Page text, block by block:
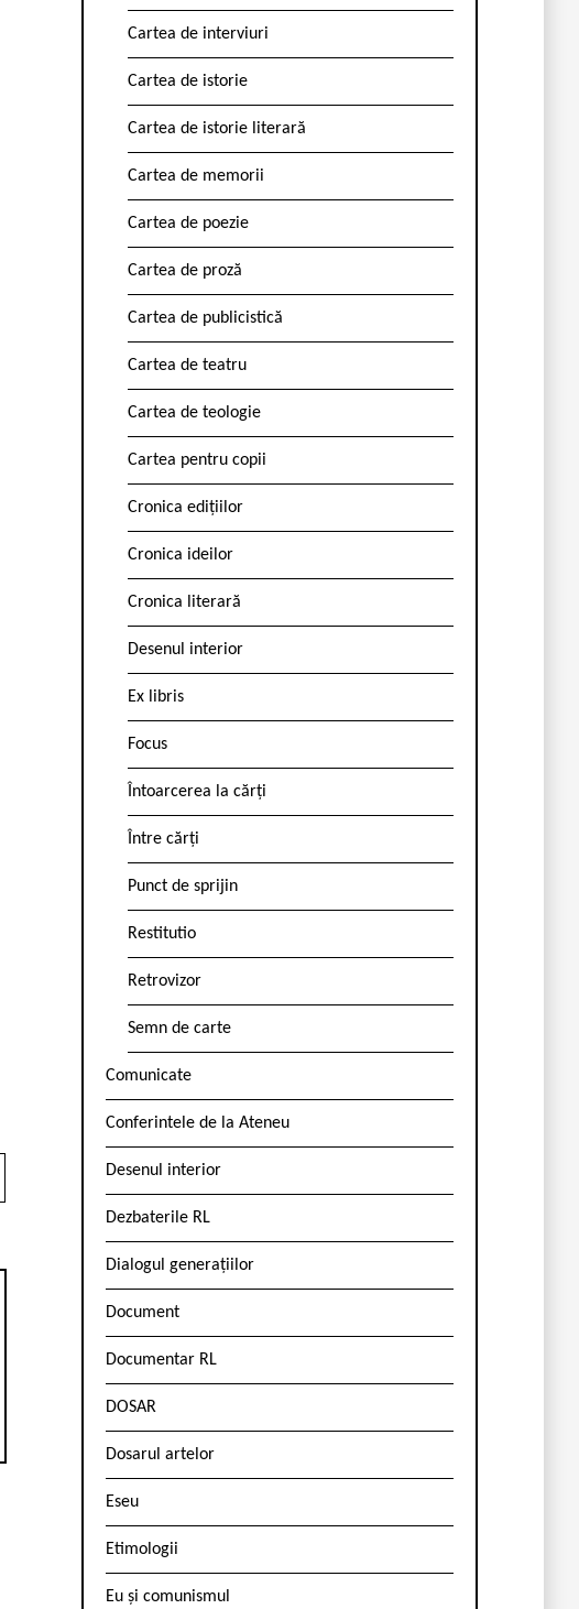
Cartea de interviuri
Cartea de istorie
Cartea de istorie literară
Cartea de memorii
Cartea de poezie
Cartea de proză
Cartea de publicistică
Cartea de teatru
Cartea de teologie
Cartea pentru copii
Cronica edițiilor
Cronica ideilor
Cronica literară
Desenul interior
Ex libris
Focus
Întoarcerea la cărți
Între cărți
Punct de sprijin
Restitutio
Retrovizor
Semn de carte
Comunicate
Conferintele de la Ateneu
Desenul interior
Dezbaterile RL
Dialogul generațiilor
Document
Documentar RL
DOSAR
Dosarul artelor
Eseu
Etimologii
Eu și comunismul